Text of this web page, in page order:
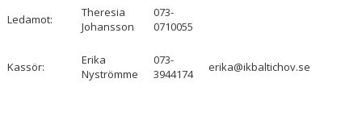
FRITIDSKORTET
Ledamot:
Theresia
Johansson
073-
0710055
Kassör:
Erika
Nyströmme
073-
3944174
erika@ikbaltichov.se